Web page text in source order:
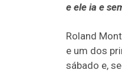
e ele ia e
Roland
e um dos
sábado e,